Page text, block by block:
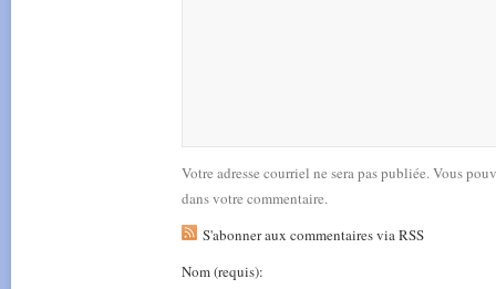
Votre adresse courriel ne sera pas publiée. Vous
dans votre commentaire.
S'abonner aux commentaires via RSS
Nom(requis):